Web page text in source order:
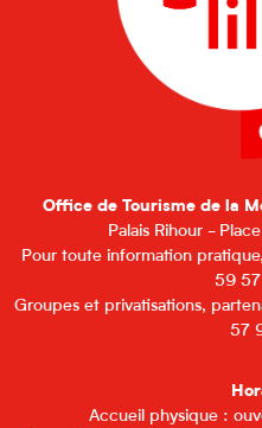
Office de Tourisme de la
Palais Rihour -
Pour toute information
59
Groupes et privatisations,
57
Accueil physique :